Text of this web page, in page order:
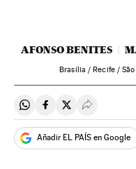
AFONSO BENITES
Brasília / Recife /
Compartir en Whatsapp
Compartir en
Compartir en
Desplegar
Añadir EL PAÍS en Google